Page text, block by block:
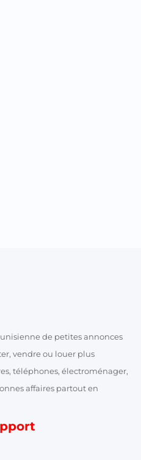
de petites annonces
vendre ou louer plus
téléphones, électroménager,
affaires partout en